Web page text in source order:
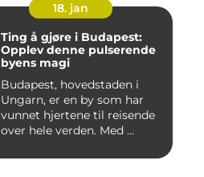
18. jan
Ting å gjøre i Budapest:
Opplev denne pulserende
byens magi
Budapest, hovedstaden i
Ungarn, er en by som har
vunnet hjertene til reisende
over hele verden. Med ...